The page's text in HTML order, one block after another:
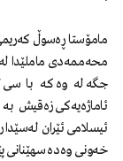
مامۆستا ڕەسوڵ
محەممەدی ماملێدا
جگە لەوە کە باسی
ئاماژەیەکی زەقیش
ئیسلامی ئێران
خەونی وەدەسهێنانی